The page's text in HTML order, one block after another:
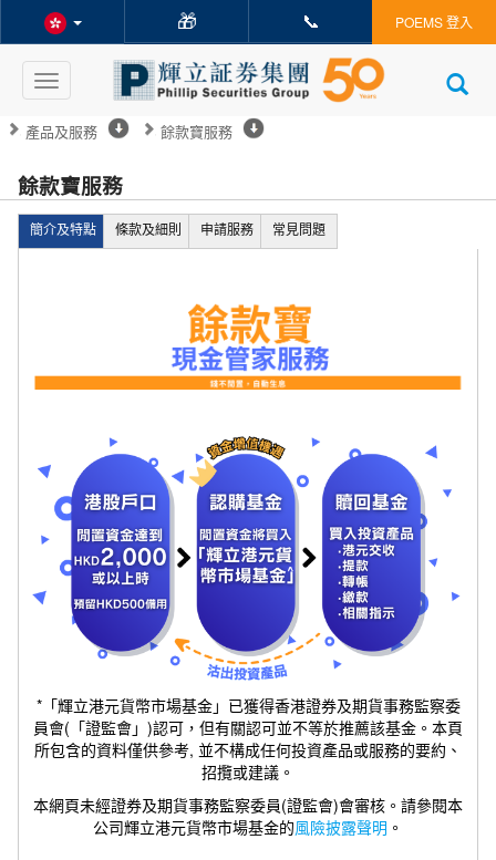
🎁 📞 POEMS 登入
Toggle
navigation
產品及服務 餘款寶服務
餘款寶服務
簡介及特點 條款及細則 申請服務 常見問題
*「輝立港元貨幣市場基金」已獲得香港證券及期貨事務監察委
員會(「證監會」)認可，但有關認可並不等於推薦該基金。本頁
所包含的資料僅供參考, 並不構成任何投資產品或服務的要約、
招攬或建議。
本網頁未經證券及期貨事務監察委員(證監會)會審核。請參閱本
公司輝立港元貨幣市場基金的風險披露聲明 。